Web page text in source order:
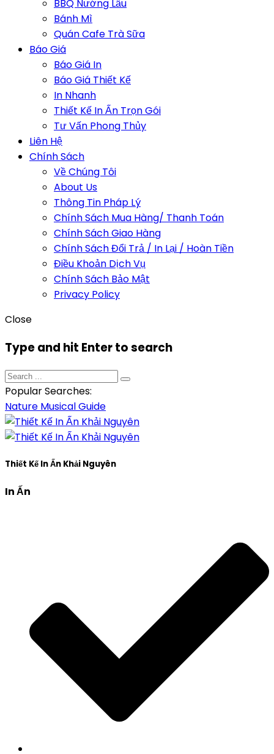
BBQ Nướng Lẩu
Bánh Mì
Quán Cafe Trà Sữa
Báo Giá
Báo Giá In
Báo Giá Thiết Kế
In Nhanh
Thiết Kế In Ấn Trọn Gói
Tư Vấn Phong Thủy
Liên Hệ
Chính Sách
Về Chúng Tôi
About Us
Thông Tin Pháp Lý
Chính Sách Mua Hàng/ Thanh Toán
Chính Sách Giao Hàng
Chính Sách Đổi Trả / In Lại / Hoàn Tiền
Điều Khoản Dịch Vụ
Chính Sách Bảo Mật
Privacy Policy
Close
Type and hit Enter to search
Popular Searches:
Nature MusicalGuide
Thiết Kế In Ấn Khải Nguyên
In Ấn